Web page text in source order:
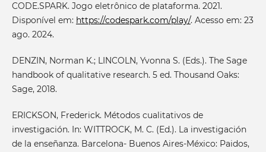
CODE.SPARK. Jogo eletrônico de plataforma. 2021.
Disponível em: https://codespark.com/play/. Acesso em: 23
ago. 2024.
DENZIN, Norman K.; LINCOLN, Yvonna S. (Eds.). The Sage
handbook of qualitative research. 5 ed. Thousand Oaks:
Sage, 2018.
ERICKSON, Frederick. Métodos cualitativos de
investigación. In: WITTROCK, M. C. (Ed.). La investigación
de la enseñanza. Barcelona- Buenos Aires-México: Paidos,